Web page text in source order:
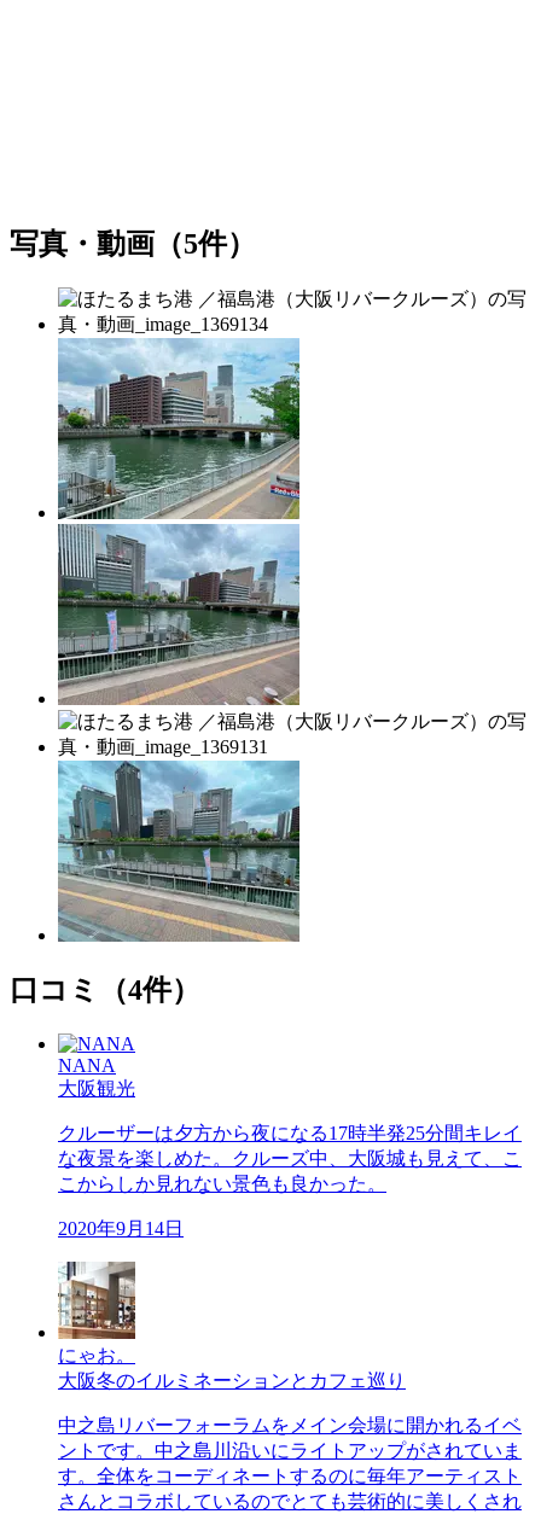
写真・動画（5件）
口コミ（4件）
NANA
大阪観光
クルーザーは夕方から夜になる17時半発25分間キレイ
な夜景を楽しめた。クルーズ中、大阪城も見えて、こ
こからしか見れない景色も良かった。
2020年9月14日
にゃお。
大阪冬のイルミネーションとカフェ巡り
中之島リバーフォーラムをメイン会場に開かれるイベ
ントです。中之島川沿いにライトアップがされていま
す。全体をコーディネートするのに毎年アーティスト
さんとコラボしているのでとても芸術的に美しくされ